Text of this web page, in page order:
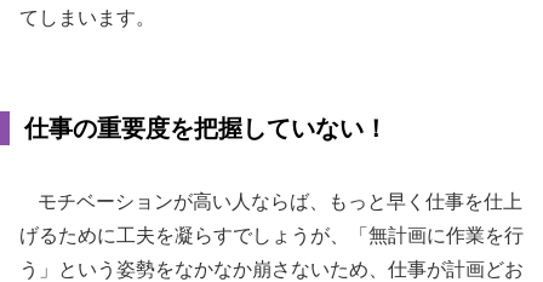
てしまいます。
仕事の重要度を把握していない！
モチベーションが高い人ならば、もっと早く仕事を仕上
げるために工夫を凝らすでしょうが、「無計画に作業を行
う」という姿勢をなかなか崩さないため、仕事が計画どお